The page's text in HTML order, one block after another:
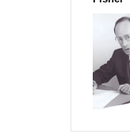
chỉ